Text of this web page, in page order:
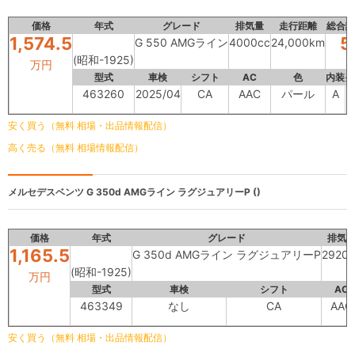
価格 年式 グレード 排気量 走行距離 総合
1,574.5
万円 (昭和-1925)
G 550 AMGライン4000cc24,000km 5
型式 車検 シフト AC 色 内装
463260 2025/04 CA AAC パール A
安く買う（無料 相場・出品情報配信）
高く売る（無料 相場情報配信）
メルセデスベンツ G 350d AMGライン ラグジュアリーP ()
価格 年式 グレード 排気量
1,165.5
万円 (昭和-1925)
G 350d AMGライン ラグジュアリーP
型式 車検 シフト AC
463349 なし CA AAC
安く買う（無料 相場・出品情報配信）